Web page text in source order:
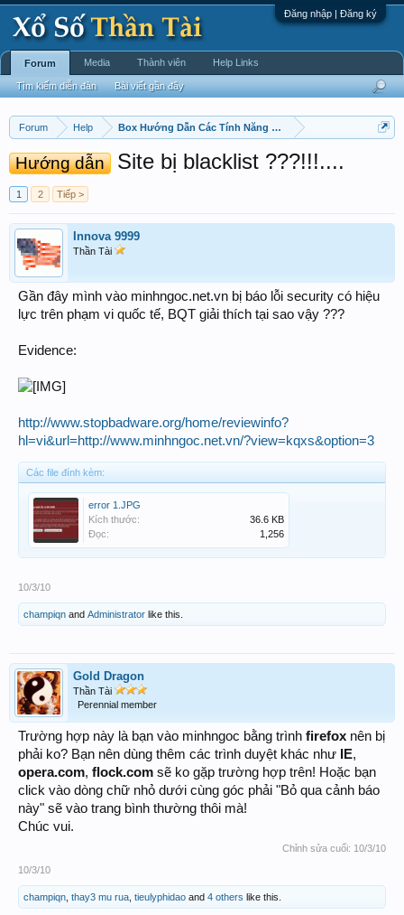
Đăng nhập | Đăng ký
Forum Help Box Hướng Dẫn Các Tính Năng Diễn Dàn
Hướng dẫn Site bị blacklist ???!!!....
1 2 Tiếp >
Innova 9999
Thần Tài
Gần đây mình vào minhngoc.net.vn bị báo lỗi security có hiệu
lực trên phạm vi quốc tế, BQT giải thích tại sao vậy ???
Evidence:
http://www.stopbadware.org/home/reviewinfo?
hl=vi&url=http://www.minhngoc.net.vn/?view=kqxs&option=3
Các file đính kèm:
error 1.JPG
Kích thước:
36.6 KB
Đọc:
1,256
10/3/10
champiqn and Administrator like this.
Gold Dragon
Thần Tài
Perennial member
Trường hợp này là bạn vào minhngoc bằng trình firefox nên bị
phải ko? Bạn nên dùng thêm các trình duyệt khác như
IE,
opera.com, flock.com sẽ ko gặp trường hợp trên! Hoặc bạn
click vào dòng chữ nhỏ dưới cùng góc phải "Bỏ qua cảnh báo
này" sẽ vào trang bình thường thôi mà!
Chúc vui.
Chỉnh sửa cuối: 10/3/10
10/3/10
champiqn thay3 mu rua tieulyphidao and 4 others like this.
Forum
Tìm kiếm diễn đàn Bài viết gần đây
Media Thành viên Help Links